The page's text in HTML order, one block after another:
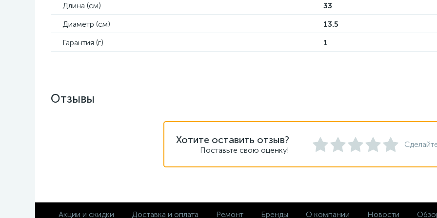
Длина (см)
33
Диаметр (см)
13.5
Гарантия (г)
1
Отзывы
Хотите оставить отзыв?
Поставьте свою оценку!
Акции и скидки Доставка и оплата Ремонт Бренды О компании Новости